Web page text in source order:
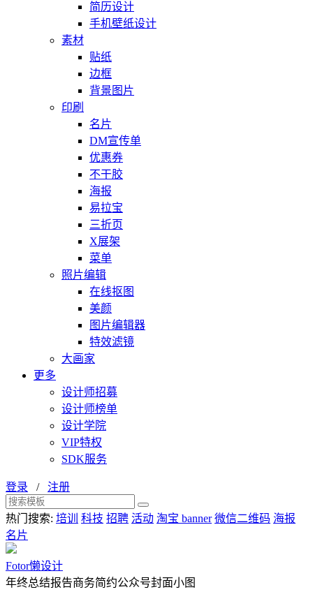
简历设计
手机壁纸设计
素材
贴纸
边框
背景图片
印刷
名片
DM宣传单
优惠券
不干胶
海报
易拉宝
三折页
X展架
菜单
照片编辑
在线抠图
美颜
图片编辑器
特效滤镜
大画家
更多
设计师招募
设计师榜单
设计学院
VIP特权
SDK服务
登录 / 注册
热门搜索: 培训 科技 招聘 活动 淘宝 banner 微信二维码 海报
名片
Fotor懒设计
年终总结报告商务简约公众号封面小图